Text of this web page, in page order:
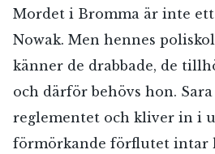
E-post*
Jag accepterar villkoren.
RÖSTA
Mordet i Bromma är inte
Nowak. Men hennes
känner de drabbade, de
och därför behövs hon.
reglementet och kliver in i
förmörkande förflutet intar